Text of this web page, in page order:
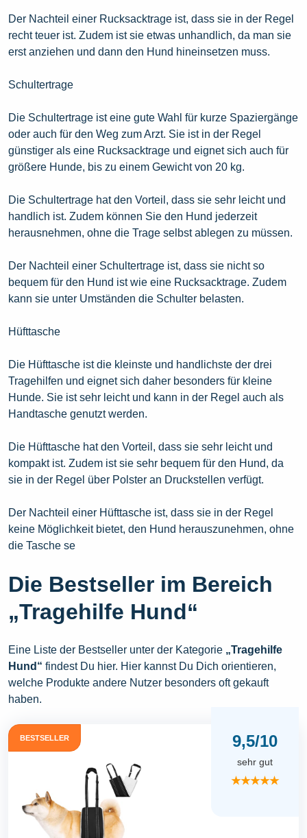
Der Nachteil einer Rucksacktrage ist, dass sie in der Regel
recht teuer ist. Zudem ist sie etwas unhandlich, da man sie
erst anziehen und dann den Hund hineinsetzen muss.
Schultertrage
Die Schultertrage ist eine gute Wahl für kurze Spaziergänge
oder auch für den Weg zum Arzt. Sie ist in der Regel
günstiger als eine Rucksacktrage und eignet sich auch für
größere Hunde, bis zu einem Gewicht von 20 kg.
Die Schultertrage hat den Vorteil, dass sie sehr leicht und
handlich ist. Zudem können Sie den Hund jederzeit
herausnehmen, ohne die Trage selbst ablegen zu müssen.
Der Nachteil einer Schultertrage ist, dass sie nicht so
bequem für den Hund ist wie eine Rucksacktrage. Zudem
kann sie unter Umständen die Schulter belasten.
Hüfttasche
Die Hüfttasche ist die kleinste und handlichste der drei
Tragehilfen und eignet sich daher besonders für kleine
Hunde. Sie ist sehr leicht und kann in der Regel auch als
Handtasche genutzt werden.
Die Hüfttasche hat den Vorteil, dass sie sehr leicht und
kompakt ist. Zudem ist sie sehr bequem für den Hund, da
sie in der Regel über Polster an Druckstellen verfügt.
Der Nachteil einer Hüfttasche ist, dass sie in der Regel
keine Möglichkeit bietet, den Hund herauszunehmen, ohne
die Tasche se
Die Bestseller im Bereich
„Tragehilfe Hund“
Eine Liste der Bestseller unter der Kategorie „Tragehilfe
Hund“ findest Du hier. Hier kannst Du Dich orientieren,
welche Produkte andere Nutzer besonders oft gekauft
haben.
BESTSELLER 9,5/10
sehr gut
★★★★★